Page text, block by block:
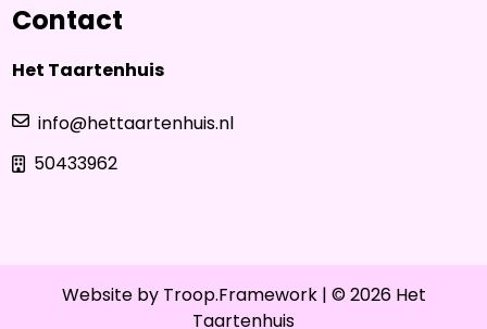
Contact
Het Taartenhuis
info@hettaartenhuis.nl
50433962
Website by Troop.Framework| © 2026 Het
Taartenhuis